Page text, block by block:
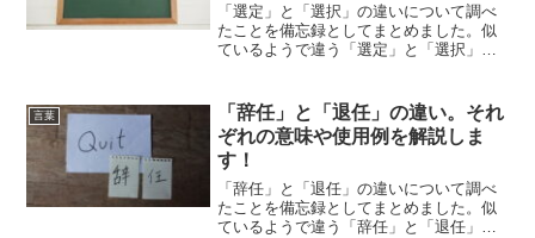
「選定」と「選択」の違いについて調べ
たことを備忘録としてまとめました。似
ているようで違う「選定」と「選択」の
言葉
「辞任」と「退任」の違い。それ
ぞれの意味や使用例を解説しま
す！
「辞任」と「退任」の違いについて調べ
たことを備忘録としてまとめました。似
ているようで違う「辞任」と「退任」の